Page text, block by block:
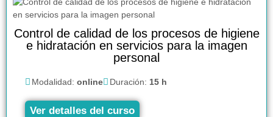
Control de calidad de los procesos de higiene
e hidratación en servicios para la imagen
personal
Modalidad: online Duración: 15 h
Ver detalles del curso